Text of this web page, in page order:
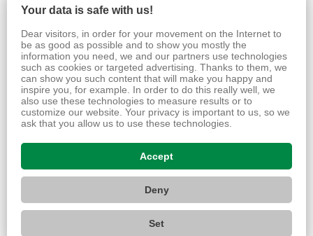
Teplo
Chci teplo
Stávající zákazníci
O výrobě a distribuci
O nás
Your data is safe with us!
Dear visitors, in order for your movement on the Internet to
be as good as possible and to show you mostly the
information you need, we and our partners use technologies
such as cookies or targeted advertising. Thanks to them, we
can show you such content that will make you happy and
inspire you, for example. In order to do this really well, we
also use these technologies to measure results or to
customize our website. Your privacy is important to us, so we
ask that you allow us to use these technologies.
Accept
Deny
Set